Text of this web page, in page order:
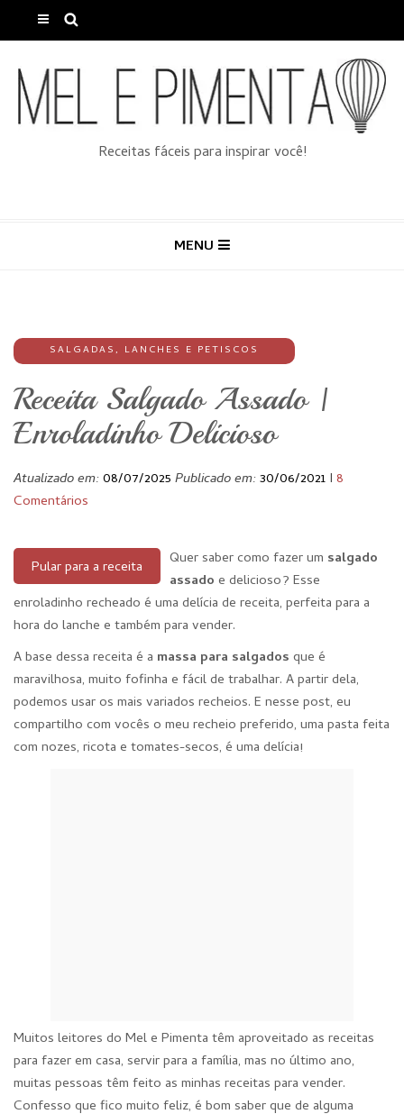
Receitas fáceis para inspirar você!
MENU
SALGADAS, LANCHES E PETISCOS
Receita Salgado Assado |
Enroladinho Delicioso
Atualizado em:08/07/2025 Publicado em:30/06/2021 I 8
Comentários
Pular para a receita Quer saber como fazer um salgado
assado e delicioso? Esse
enroladinho recheado é uma delícia de receita, perfeita para a
hora do lanche e também para vender.
A base dessa receita é a massa para salgados que é
maravilhosa, muito fofinha e fácil de trabalhar. A partir dela,
podemos usar os mais variados recheios. E nesse post, eu
compartilho com vocês o meu recheio preferido, uma pasta feita
com nozes, ricota e tomates-secos, é uma delícia!
Muitos leitores do Mel e Pimenta têm aproveitado as receitas
para fazer em casa, servir para a família, mas no último ano,
muitas pessoas têm feito as minhas receitas para vender.
Confesso que fico muito feliz, é bom saber que de alguma